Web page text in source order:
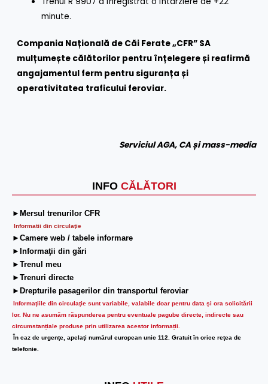
INFO CĂLĂTORI
►Mersul trenurilor CFR
Informatii din circulaţie
►Camere web / tabele informare
►Informaţii din gări
►Trenul meu
►Trenuri directe
►Drepturile pasagerilor din transportul feroviar
Informaţiile din circulaţie sunt variabile, valabile doar pentru data şi ora solicitării
lor. Nu ne asumăm răspunderea pentru eventuale pagube directe, indirecte sau
circumstanțiale produse prin utilizarea acestor informații.
În caz de urgenţe, apelaţi numărul european unic 112. Gratuit în orice reţea de
telefonie.
minute.
Compania Națională de Căi Ferate „CFR” SA
mulțumește călătorilor pentru înțelegere și reafirmă
angajamentul ferm pentru siguranța și
operativitatea traficului feroviar.
Serviciul AGA, CA și mass-media